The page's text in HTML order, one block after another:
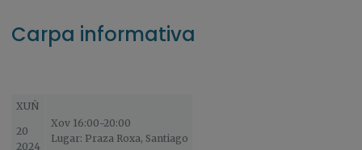
Carpa informativa
XUÑ
20
2024
Xov 16:00-20:00
Lugar: Praza Roxa, Santiago